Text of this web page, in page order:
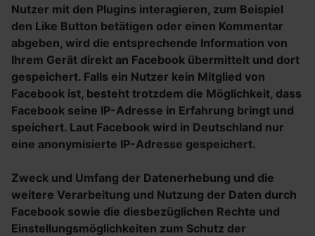
Nutzer mit den Plugins interagieren, zum Beispiel
den Like Button betätigen oder einen Kommentar
abgeben, wird die entsprechende Information von
Ihrem Gerät direkt an Facebook übermittelt und dort
gespeichert. Falls ein Nutzer kein Mitglied von
Facebook ist, besteht trotzdem die Möglichkeit, dass
Facebook seine IP-Adresse in Erfahrung bringt und
speichert. Laut Facebook wird in Deutschland nur
eine anonymisierte IP-Adresse gespeichert.
Zweck und Umfang der Datenerhebung und die
weitere Verarbeitung und Nutzung der Daten durch
Facebook sowie die diesbezüglichen Rechte und
Einstellungsmöglichkeiten zum Schutz der